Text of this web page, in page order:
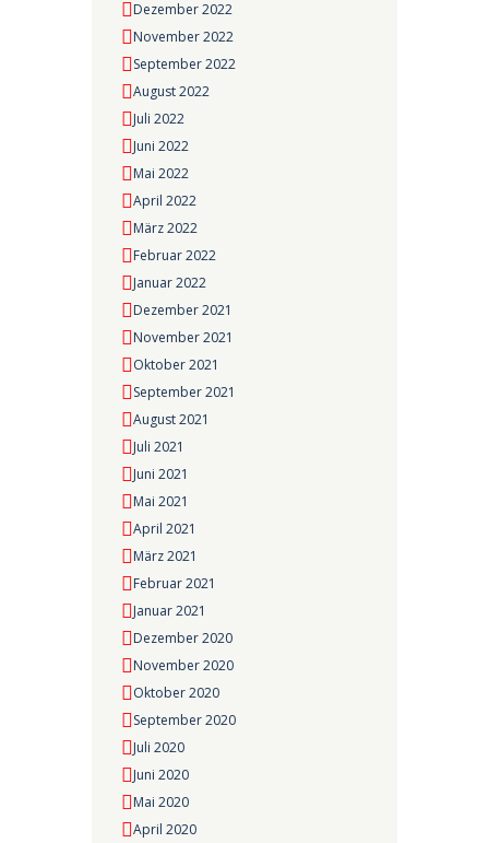
Dezember 2022
November 2022
September 2022
August 2022
Juli 2022
Juni 2022
Mai 2022
April 2022
März 2022
Februar 2022
Januar 2022
Dezember 2021
November 2021
Oktober 2021
September 2021
August 2021
Juli 2021
Juni 2021
Mai 2021
April 2021
März 2021
Februar 2021
Januar 2021
Dezember 2020
November 2020
Oktober 2020
September 2020
Juli 2020
Juni 2020
Mai 2020
April 2020